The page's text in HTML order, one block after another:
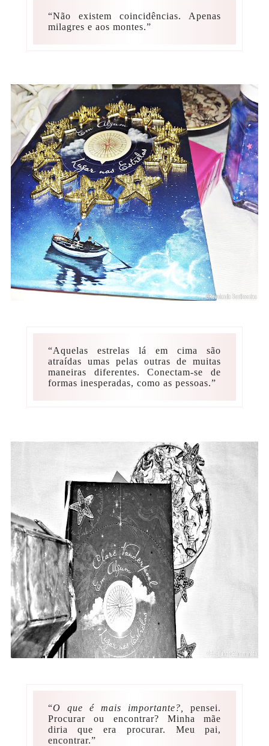
“Não existem coincidências. Apenas
milagres e aos montes.”
“Aquelas estrelas lá em cima são
atraídas umas pelas outras de muitas
maneiras diferentes. Conectam-se de
formas inesperadas, como as pessoas.”
“O que é mais importante?,
pensei.
Procurar ou encontrar? Minha mãe
diria que era procurar. Meu pai,
encontrar.”